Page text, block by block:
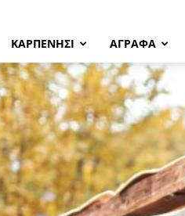
ΚΑΡΠΕΝΗΣΙ ΑΓΡΑΦΑ